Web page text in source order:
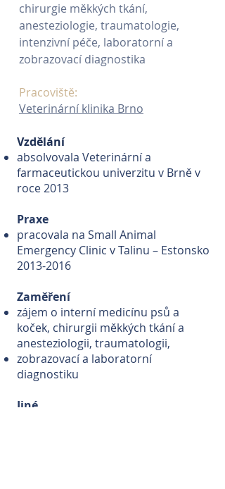
Vzdělání
absolvovala Veterinární a
farmaceutickou univerzitu v Brně v
roce 2013
Praxe
pracovala na Small Animal
Emergency Clinic v Talinu – Estonsko
2013-2016
Zaměření
zájem o interní medicínu psů a
koček, chirurgii měkkých tkání a
anesteziologii, traumatologii,
zobrazovací a laboratorní
diagnostiku
Jiné
chirurgie měkkých tkání,
anesteziologie, traumatologie,
intenzivní péče, laboratorní a
zobrazovací diagnostika
Pracoviště:
Veterinární klinika Brno